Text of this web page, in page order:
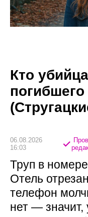
Кто
06.08.2026
16:03
Труп в
Отель
телефон
нет — значит,